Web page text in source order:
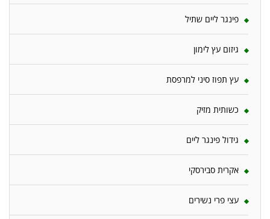
פינגר ליים שתיל
גיזום עץ לימון
עץ תפוז סיני למרפסת
כשותית מזיק
גידול פינגר ליים
אקרית סבירסקי
עצי פרי נשירים